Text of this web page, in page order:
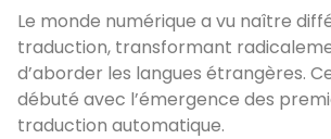
Le monde numérique a vu naître
traduction, transformant
d’aborder les langues étrangères.
débuté avec l’émergence des
traduction automatique.